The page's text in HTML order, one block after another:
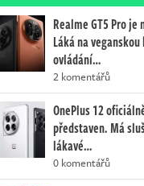
Realme GT5 Pro je
Láká na
ovládání…
2 komentářů
OnePlus 12
představen. Má
lákavé…
0 komentářů